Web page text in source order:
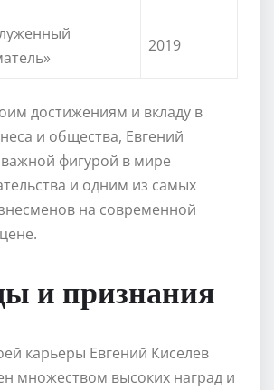
2019
достижениям и вкладу в
и общества, Евгений
важной фигурой в мире
и одним из самых
на современной
и признания
карьеры Евгений Киселев
множеством высоких наград и